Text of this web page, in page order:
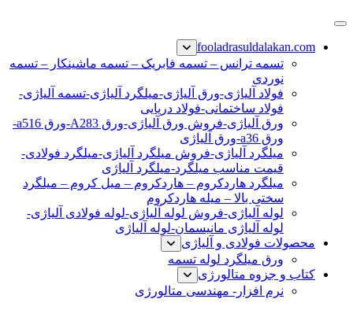
پرش
محتوا
نبشی فولادی-ناودانی فولادی-قیمت ورق-قیمت فولاد
fooladrasuldalakan.com
تسمه ترانس – تسمه فابریک – تسمه ماشینکار – تسمه
نوردی
فولاد آلیاژی-ورق آلیاژی-میلگرد آلیاژی-تسمه آلیاژی-
فولاد ساختمانی-فولاد دریایی
ورق آلیاژی-فروش ورق آلیاژی-ورق A283-ورق a516-
ورق a36-ورق آلیاژی
میلگرد آلیاژی-فروش میلگرد آلیاژی-میلگرد فولادی-
قیمت مناسب میلگرد-میلگرد آلیاژی
میلگرد هاردکروم – هاردکروم – میل کروم – میلگرد
سختی بالا – میله هاردکروم
لوله آلیاژی-فروش لوله آلیاژی-لوله فولادی آلیاژی-
لوله آلیاژی مانیسمان-لوله آلیاژی
محصولات فولادی و آلیاژی
ورق میلگرد لوله تسمه
کتاب و جزوه متالورژی
نرم افزار- مهندسی متالورژی